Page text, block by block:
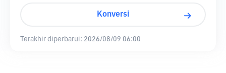
Konversi
Terakhir diperbarui: 2026/08/09 06:00